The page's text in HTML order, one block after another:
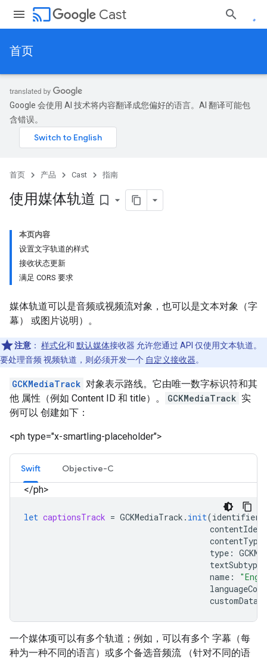
cast Cast
首页
Google 会使用 AI 技术将内容翻译成您偏好的语言。AI 翻译可能包
含错误。
首页 产品 Cast 指南
使用媒体轨道 bookmark_border
本页内容
设置文字轨道的样式
接收状态更新
满足 CORS 要求
媒体轨道可以是音频或视频流对象，也可以是文本对象（字
幕） 或图片说明）。
注意 ： 样式化和 默认媒体接收器 允许您通过 API 仅使用文本轨道。
要处理音频 视频轨道，则必须开发一个 自定义接收器。
GCKMediaTrack 对象表示路线。它由唯一数字标识符和其
他 属性（例如 Content ID 和 title）。
GCKMediaTrack 实
例可以 创建如下：
<ph type="x-smartling-placeholder">
Swift Objective-C
</ph>
let captionsTrack = GCKMediaTrack . init(identifier
contentType
type :
textSubtype
name :
languageCode
customData
一个媒体项可以有多个轨道；例如，可以有多个 字幕（每
种为一种不同的语言）或多个备选音频流 （针对不同的语